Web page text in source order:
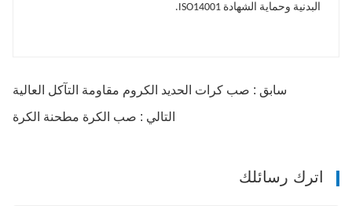
البدنية وحماية الشهادة ISO14001.
سابق : صب كرات الحديد الكروم مقاومة التآكل العالية
التالي : صب الكرة مطحنة الكرة
اترك رسائلك